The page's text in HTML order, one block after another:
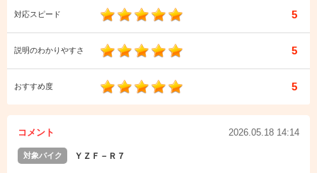
対応スピード 5
説明のわかりやすさ 5
おすすめ度 5
コメント 2026.05.18 14:14
対象バイク ＹＺＦ－Ｒ７